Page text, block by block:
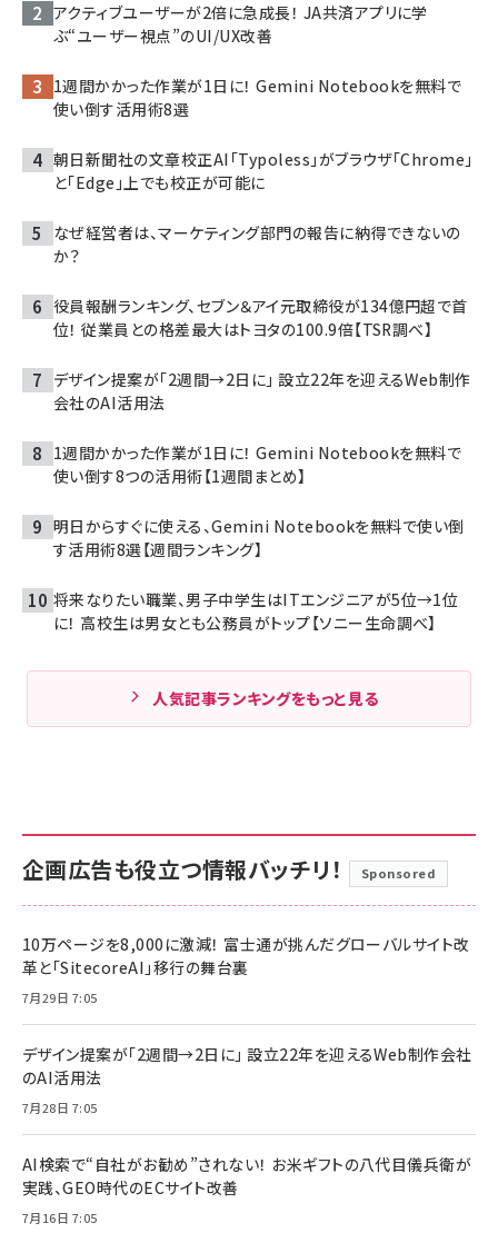
アクティブユーザーが2倍に急成長！ JA共済アプリに学
ぶ“ユーザー視点”のUI/UX改善
1週間かかった作業が1日に！ Gemini Notebookを無料で
使い倒す活用術8選
朝日新聞社の文章校正AI「Typoless」がブラウザ「Chrome」
と「Edge」上でも校正が可能に
なぜ経営者は、マーケティング部門の報告に納得できないの
か？
役員報酬ランキング、セブン＆アイ元取締役が134億円超で首
位！ 従業員との格差最大はトヨタの100.9倍【TSR調べ】
デザイン提案が「2週間→2日に」 設立22年を迎えるWeb制作
会社のAI活用法
1週間かかった作業が1日に！ Gemini Notebookを無料で
使い倒す8つの活用術【1週間まとめ】
明日からすぐに使える、Gemini Notebookを無料で使い倒
す活用術8選【週間ランキング】
将来なりたい職業、男子中学生はITエンジニアが5位→1位
に！ 高校生は男女とも公務員がトップ【ソニー生命調べ】
人気記事ランキングをもっと見る
企画広告も役立つ情報バッチリ！ Sponsored
10万ページを8,000に激減！ 富士通が挑んだグローバルサイト改
革と「SitecoreAI」移行の舞台裏
7月29日 7:05
デザイン提案が「2週間→2日に」 設立22年を迎えるWeb制作会社
のAI活用法
7月28日 7:05
AI検索で“自社がお勧め”されない！ お米ギフトの八代目儀兵衛が
実践、GEO時代のECサイト改善
7月16日 7:05